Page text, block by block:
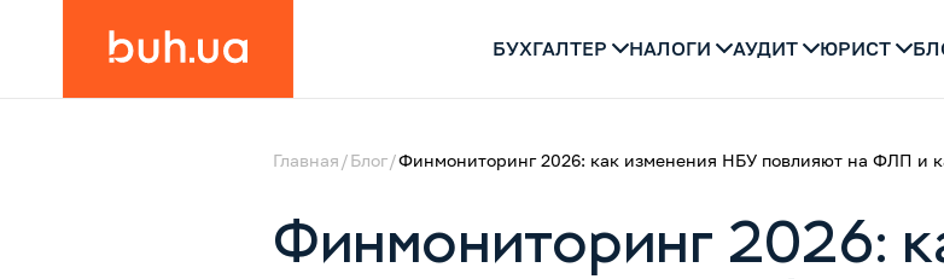
БУХГАЛТЕР НАЛОГИ АУДИТ ЮРИСТ
Главная Блог Финмониторинг 2026: как изменения НБУ повлияют на ФЛП и
Финмониторинг 2026: